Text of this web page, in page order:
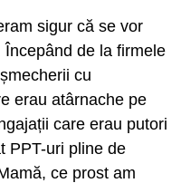
sigur că se vor
de la firmele
cu
erau atârnache pe
care erau putori
PPT-uri pline de
ce prost am